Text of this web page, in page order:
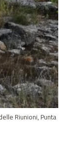
Riunioni, Punta